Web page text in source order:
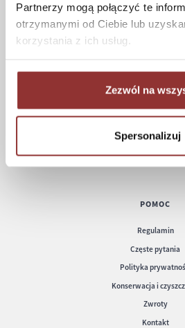
Partnerzy mogą połączyć te
otrzymanymi od Ciebie lub
korzystania z ich usług.
Zezwól na
Spersonalizuj
Koszt dostawy
Informacje
POMOC
Regulamin
Częste pytania
Polityka
Konserwacja i
Zwroty
Kontakt